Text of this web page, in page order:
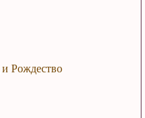
Рождество